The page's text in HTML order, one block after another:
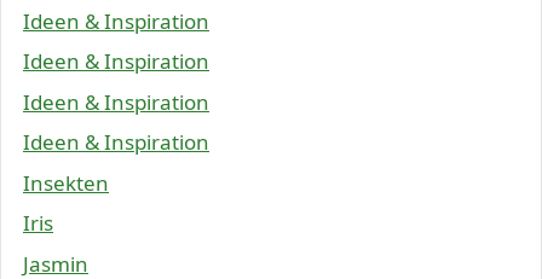
Ideen & Inspiration
Ideen & Inspiration
Ideen & Inspiration
Ideen & Inspiration
Insekten
Iris
Jasmin